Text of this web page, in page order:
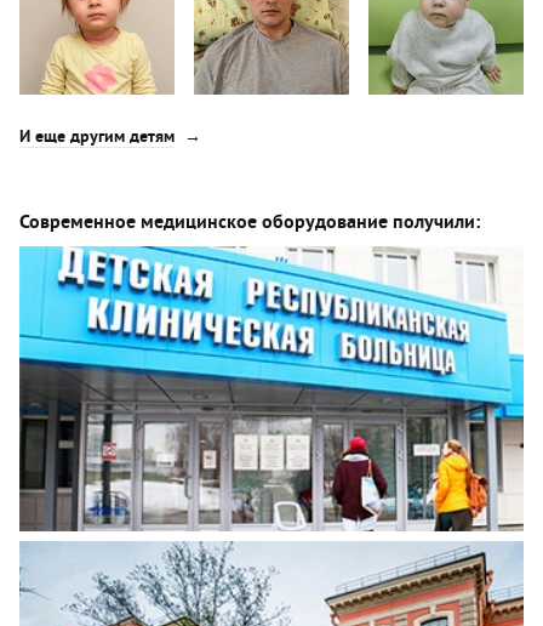
И еще другим детям
Современное медицинское оборудование получили: